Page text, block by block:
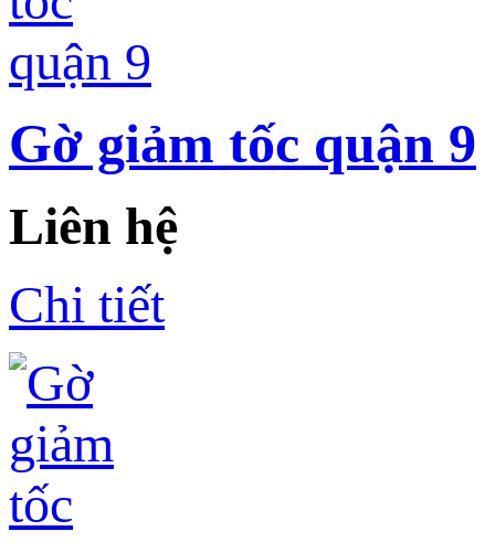
Gờ giảm tốc quận 9
Liên hệ
Chi tiết